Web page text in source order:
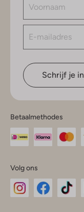
Schrijf je in
Betaalmethodes
Volg ons